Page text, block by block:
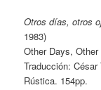
Otros días, otros
1983)
Other Days,
Traducción: César
Rústica. 154pp.